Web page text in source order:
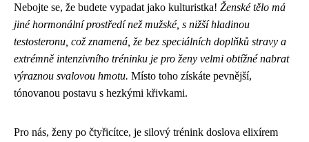
Nebojte se, že budete vypadat jako kulturistka! Ženské tělo má
jiné hormonální prostředí než mužské, s nižší hladinou
testosteronu, což znamená, že bez speciálních doplňků stravy a
extrémně intenzivního tréninku je pro ženy velmi obtížné nabrat
výraznou svalovou hmotu. Místo toho získáte pevnější,
tónovanou postavu s hezkými křivkami.
Pro nás, ženy po čtyřicítce, je silový trénink doslova elixírem